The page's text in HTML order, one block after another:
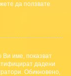
да ползвате
Ви име, показват
дадени
Обикновено,